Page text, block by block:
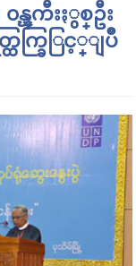
ကီးႏွစ္ဦး
က္ခြြင့္ျပဳ